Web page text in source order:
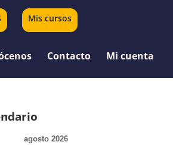
Mis cursos
Contacto Mi cuenta
agosto 2026